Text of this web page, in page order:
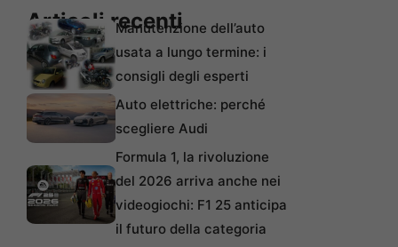
Articoli recentiManutenzione dell’auto
usata a lungo termine: i
consigli degli esperti
Auto elettriche: perché
scegliere Audi
Formula 1, la rivoluzione
del 2026 arriva anche nei
videogiochi: F1 25 anticipa
il futuro della categoria